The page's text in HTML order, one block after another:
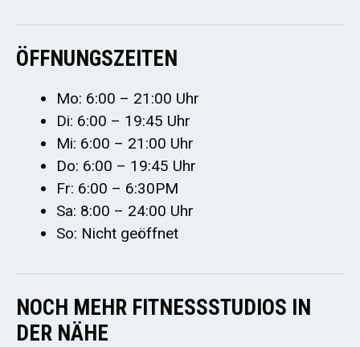
ÖFFNUNGSZEITEN
Mo: 6:00 – 21:00 Uhr
Di: 6:00 – 19:45 Uhr
Mi: 6:00 – 21:00 Uhr
Do: 6:00 – 19:45 Uhr
Fr: 6:00 – 6:30PM
Sa: 8:00 – 24:00 Uhr
So: Nicht geöffnet
NOCH MEHR FITNESSSTUDIOS IN
DER NÄHE